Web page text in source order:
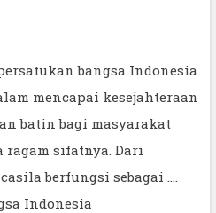
bangsa Indonesia
mencapai kesejahteraan
batin bagi masyarakat
ragam sifatnya. Dari
berfungsi sebagai ....
Indonesia